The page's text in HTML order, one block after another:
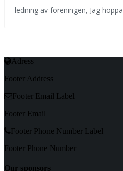
ledning av föreningen, Jag
Adress
Footer Address
Footer Email Label
Footer Email
Footer Phone Number Label
Footer Phone Number
Our sponsors